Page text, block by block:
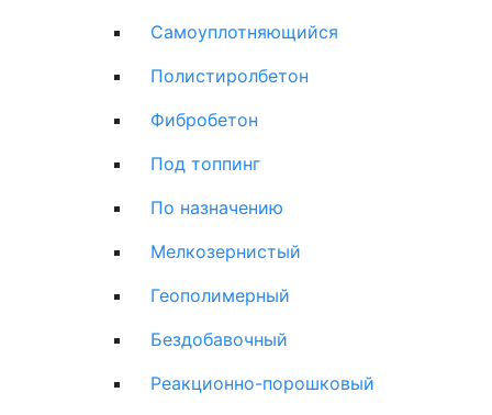
Самоуплотняющийся
Полистиролбетон
Фибробетон
Под топпинг
По назначению
Мелкозернистый
Геополимерный
Бездобавочный
Реакционно-порошковый